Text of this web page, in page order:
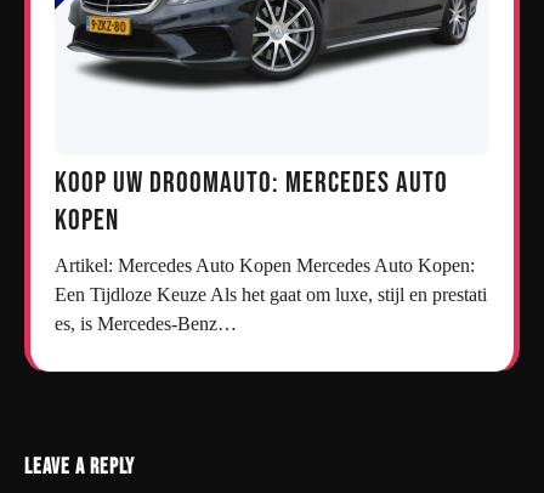
Koop uw droomauto: Mercedes auto
kopen
Artikel: Mercedes Auto Kopen Mercedes Auto Kopen:
Een Tijdloze Keuze Als het gaat om luxe, stijl en prestati
es, is Mercedes-Benz…
Leave a Reply